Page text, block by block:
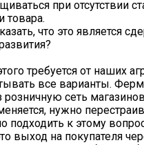
при отсутствии
товара.
что это является
требуется от наших
все варианты.
розничную сеть
нужно
подходить к этому
выход на покупателя